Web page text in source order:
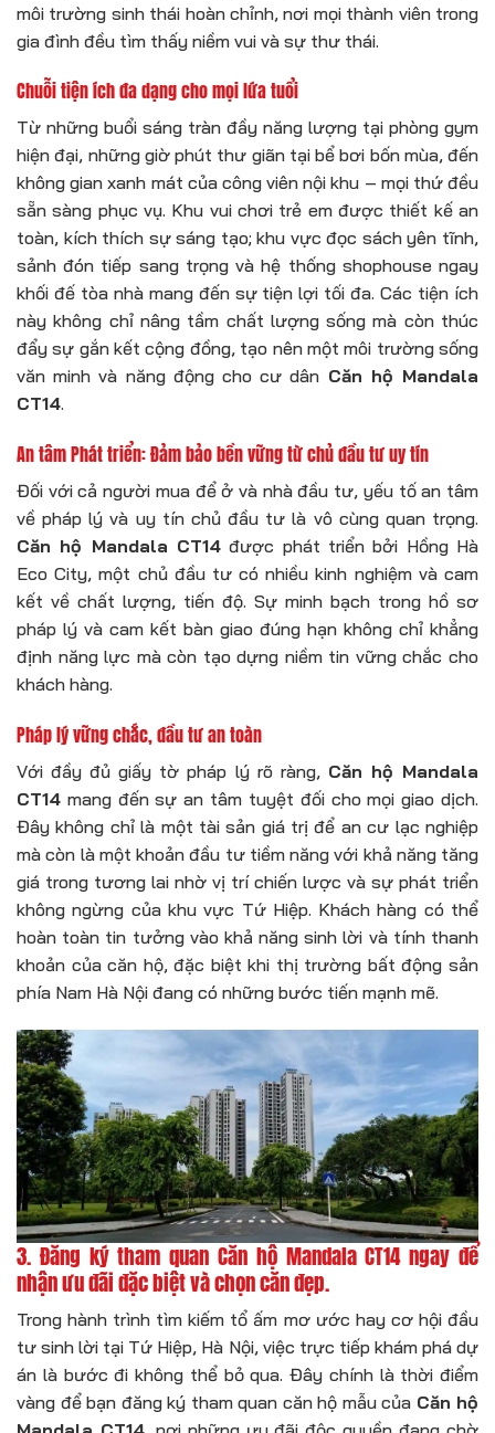
môi trường sinh thái hoàn chỉnh, nơi mọi thành viên trong
gia đình đều tìm thấy niềm vui và sự thư thái.
Chuỗi tiện ích đa dạng cho mọi lứa tuổi
Từ những buổi sáng tràn đầy năng lượng tại phòng gym
hiện đại, những giờ phút thư giãn tại bể bơi bốn mùa, đến
không gian xanh mát của công viên nội khu – mọi thứ đều
sẵn sàng phục vụ. Khu vui chơi trẻ em được thiết kế an
toàn, kích thích sự sáng tạo; khu vực đọc sách yên tĩnh,
sảnh đón tiếp sang trọng và hệ thống shophouse ngay
khối đế tòa nhà mang đến sự tiện lợi tối đa. Các tiện ích
này không chỉ nâng tầm chất lượng sống mà còn thúc
đẩy sự gắn kết cộng đồng, tạo nên một môi trường sống
văn minh và năng động cho cư dân Căn hộ Mandala
CT14.
An tâm Phát triển: Đảm bảo bền vững từ chủ đầu tư uy tín
Đối với cả người mua để ở và nhà đầu tư, yếu tố an tâm
về pháp lý và uy tín chủ đầu tư là vô cùng quan trọng.
Căn hộ Mandala CT14 được phát triển bởi Hồng Hà
Eco City, một chủ đầu tư có nhiều kinh nghiệm và cam
kết về chất lượng, tiến độ. Sự minh bạch trong hồ sơ
pháp lý và cam kết bàn giao đúng hạn không chỉ khẳng
định năng lực mà còn tạo dựng niềm tin vững chắc cho
khách hàng.
Pháp lý vững chắc, đầu tư an toàn
Với đầy đủ giấy tờ pháp lý rõ ràng, Căn hộ Mandala
CT14 mang đến sự an tâm tuyệt đối cho mọi giao dịch.
Đây không chỉ là một tài sản giá trị để an cư lạc nghiệp
mà còn là một khoản đầu tư tiềm năng với khả năng tăng
giá trong tương lai nhờ vị trí chiến lược và sự phát triển
không ngừng của khu vực Tứ Hiệp. Khách hàng có thể
hoàn toàn tin tưởng vào khả năng sinh lời và tính thanh
khoản của căn hộ, đặc biệt khi thị trường bất động sản
phía Nam Hà Nội đang có những bước tiến mạnh mẽ.
3. Đăng ký tham quan Căn hộ Mandala CT14 ngay để
nhận ưu đãi đặc biệt và chọn căn đẹp.
Trong hành trình tìm kiếm tổ ấm mơ ước hay cơ hội đầu
tư sinh lời tại Tứ Hiệp, Hà Nội, việc trực tiếp khám phá dự
án là bước đi không thể bỏ qua. Đây chính là thời điểm
vàng để bạn đăng ký tham quan căn hộ mẫu của Căn hộ